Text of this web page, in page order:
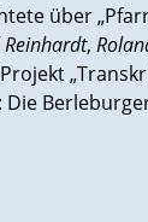
über
,